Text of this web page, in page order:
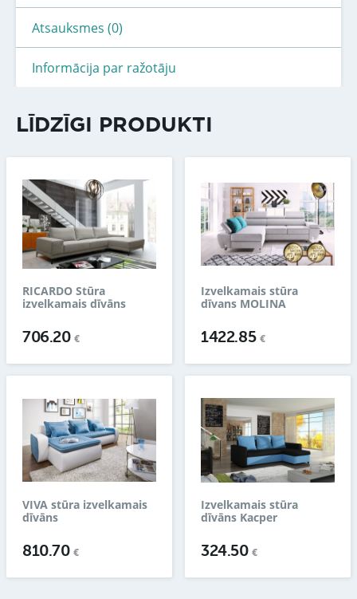
Atsauksmes (0)
Informācija par ražotāju
LĪDZĪGI PRODUKTI
RICARDO Stūra
izvelkamais dīvāns
706.20€
Izvelkamais stūra
dīvans MOLINA
1422.85 €
VIVA stūra izvelkamais
dīvāns
810.70€
Izvelkamais stūra
dīvāns Kacper
324.50€